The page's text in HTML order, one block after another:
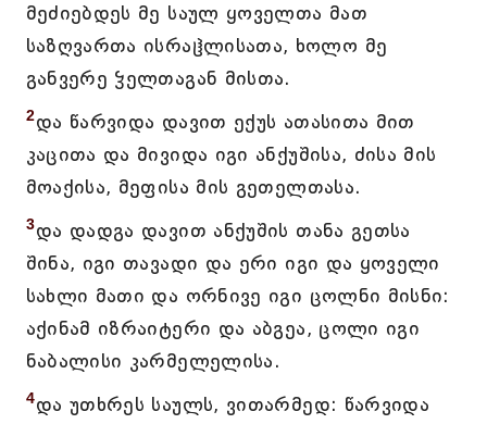
მეძიებდეს მე საულ ყოველთა მათ
საზღვართა ისრაჱლისათა, ხოლო მე
განვერე ჴელთაგან მისთა.
2და წარვიდა დავით ექუს ათასითა მით
კაცითა და მივიდა იგი ანქუშისა, ძისა მის
მოაქისა, მეფისა მის გეთელთასა.
3და დადგა დავით ანქუშის თანა გეთსა
შინა, იგი თავადი და ერი იგი და ყოველი
სახლი მათი და ორნივე იგი ცოლნი მისნი:
აქინამ იზრაიტერი და აბგეა, ცოლი იგი
ნაბალისი კარმელელისა.
4და უთხრეს საულს, ვითარმედ: წარვიდა